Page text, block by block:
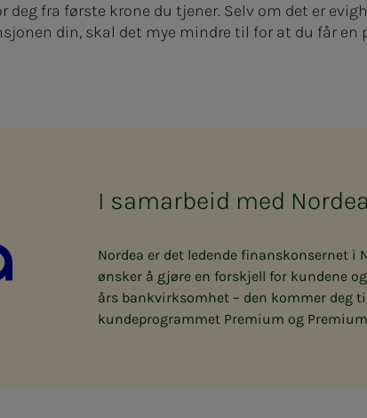
deg fra første krone du tjener. Selv om det er
din, skal det mye mindre til for at du får en
I samarbeid med Nordea
Nordea er det ledende finanskonsernet i
ønsker å gjøre en forskjell for kundene
års bankvirksomhet – den kommer deg
kundeprogrammet Premium og